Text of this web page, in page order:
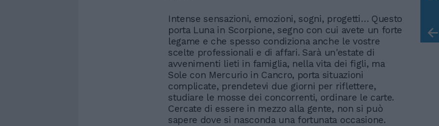
Intense sensazioni, emozioni, sogni, progetti… Questo
porta Luna in Scorpione, segno con cui avete un forte
legame e che spesso condiziona anche le vostre
scelte professionali e di affari. Sarà un'estate di
avvenimenti lieti in famiglia, nella vita dei figli, ma
Sole con Mercurio in Cancro, porta situazioni
complicate, prendetevi due giorni per riflettere,
studiare le mosse dei concorrenti, ordinare le carte.
Cercate di essere in mezzo alla gente, non si può
sapere dove si nasconda una fortunata occasione.
americana